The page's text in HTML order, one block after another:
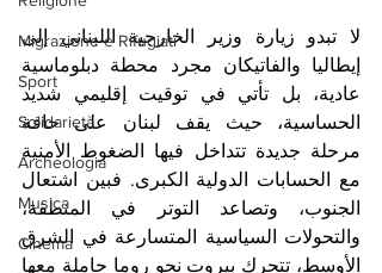
Migrazione e Rifugiati
Sport
Solidarietà
Archeologia
Musica
Cinema
لا تبدو زيارة وزير الخارجية اللبناني إلى
عادية، بل تأتي في توقيت إقليمي شديد
الحساسية، حيث يقف لبنان على حافة
الجنوب، وتصاعد التوتر في المنطقة،
والتحولات السياسية المتسارعة في الشرق